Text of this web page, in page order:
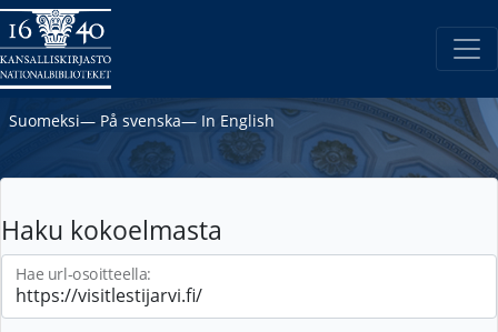
Suomeksi― På svenska― In English
Haku kokoelmasta
Hae url-osoitteella: